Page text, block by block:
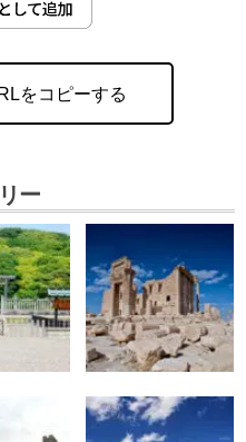
をコピーする
ー